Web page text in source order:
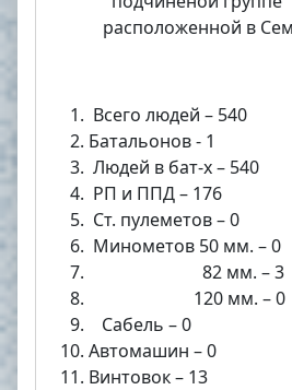
расположенной в
Всего людей – 540
Батальонов - 1
Людей в бат-х – 540
РП и ППД – 176
Ст. пулеметов – 0
Минометов 50 мм. – 0
82 мм. – 3
120 мм. – 0
Сабель – 0
Автомашин – 0
Винтовок – 13